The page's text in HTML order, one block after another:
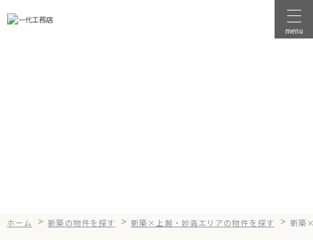
企業方針
menu
ホーム > 新築の物件を探す > 新築×上越・妙高エリアの物件を探す > 新築